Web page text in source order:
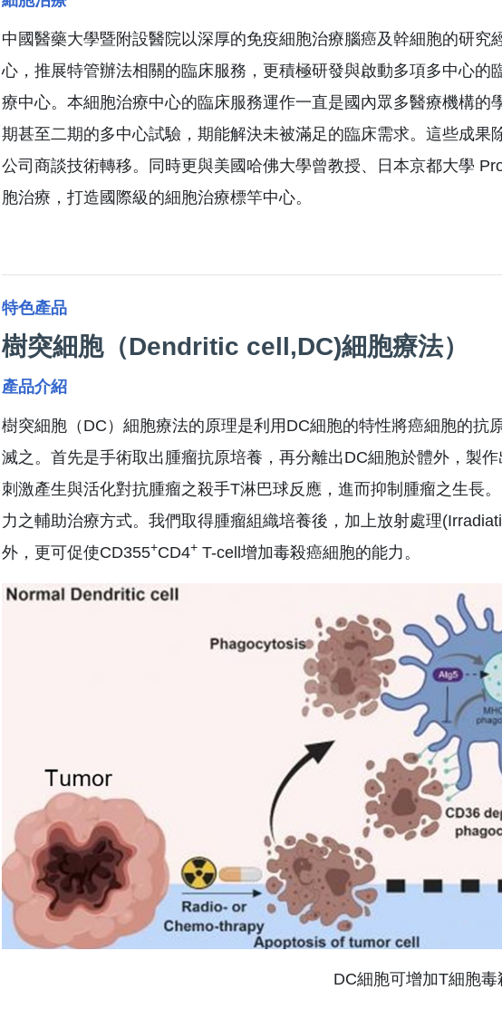
中國醫藥大學暨附設醫院以深厚的免疫細胞治療腦癌及幹細胞的研
心，推展特管辦法相關的臨床服務，更積極研發與啟動多項多中心
療中心。本細胞治療中心的臨床服務運作一直是國內眾多醫療機構
期甚至二期的多中心試驗，期能解決未被滿足的臨床需求。這些成
公司商談技術轉移。同時更與美國哈佛大學曾教授、日本京都大學
胞治療，打造國際級的細胞治療標竿中心。
特色產品
樹突細胞（Dendritic cell,DC)細胞療法）
產品介紹
樹突細胞（DC）細胞療法的原理是利用DC細胞的特性將癌細胞的抗
滅之。首先是手術取出腫瘤抗原培養，再分離出DC細胞於體外，製
刺激產生與活化對抗腫瘤之殺手T淋巴球反應，進而抑制腫瘤之生長
力之輔助治療方式。我們取得腫瘤組織培養後，加上放射處理
外，更可促使CD355+CD4+T-cell增加毒殺癌細胞的能力。
DC細胞可增加T細胞毒